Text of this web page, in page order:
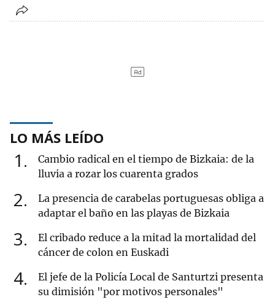
LO MÁS LEÍDO
1
Cambio radical en el tiempo de Bizkaia: de la
lluvia a rozar los cuarenta grados
2
La presencia de carabelas portuguesas obliga a
adaptar el baño en las playas de Bizkaia
3
El cribado reduce a la mitad la mortalidad del
cáncer de colon en Euskadi
4
El jefe de la Policía Local de Santurtzi presenta
su dimisión "por motivos personales"